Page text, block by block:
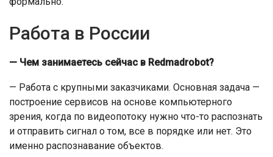
Работа в России
— Чем занимаетесь сейчас в Redmadrobot?
— Работа с крупными заказчиками. Основная задача —
построение сервисов на основе компьютерного
зрения, когда по видеопотоку нужно что-то распознать
и отправить сигнал о том, все в порядке или нет. Это
именно распознавание объектов.